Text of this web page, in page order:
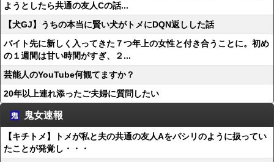
ようとしたら共通の友人Cの話...
【犬GJ】うちの本当に賢い犬がトメにDQN返しした話
バイト先に新しく入ってきた７つ年上の女性と付き合うことに。初め
の１週間は甘い時間がすぎ、２...
芸能人のYouTube何観てますか？
20年以上連れ添ったご夫婦に質問したい
鬼女速報
【キチトメ】トメが私と夫の共通の友人Aをパシリのように扱ってい
たことが発覚し・・・